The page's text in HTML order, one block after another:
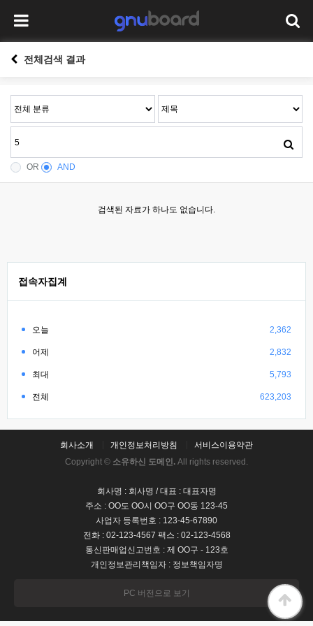
전체검색 결과
OR AND
검색된 자료가 하나도 없습니다.
접속자집계
오늘 2,362
어제 2,832
최대 5,793
전체 623,203
회사소개 개인정보처리방침
서비스이용약관
Copyright © 소유하신 도메인. All rights reserved.
회사명 : 회사명 / 대표 : 대표자명
주소 : OO도 OO시 OO구 OO동 123-45
사업자 등록번호 : 123-45-67890
전화 : 02-123-4567 팩스 : 02-123-4568
통신판매업신고번호 : 제 OO구 - 123호
개인정보관리책임자 : 정보책임자명
PC 버전으로 보기